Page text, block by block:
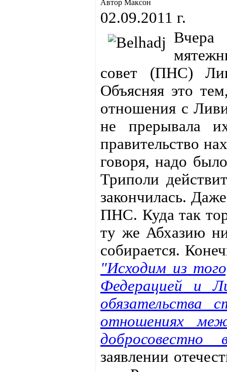
Автор Максон
02.09.2011 г.
совет (ПНС)
Объясняя это
отношения с
не прерывала
правительство
говоря, надо
Триполи
закончилась.
ПНС. Куда так
ту же Абхазию
собирается.
"Исходим из
Федерацией и
обязательства
отношениях
добросовестно
заявлении